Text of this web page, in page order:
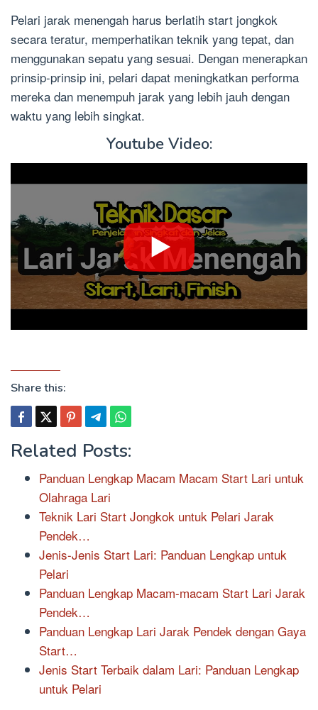
Pelari jarak menengah harus berlatih start jongkok
secara teratur, memperhatikan teknik yang tepat, dan
menggunakan sepatu yang sesuai. Dengan menerapkan
prinsip-prinsip ini, pelari dapat meningkatkan performa
mereka dan menempuh jarak yang lebih jauh dengan
waktu yang lebih singkat.
Youtube Video:
Share this:
Related Posts:
Panduan Lengkap Macam Macam Start Lari untuk
Olahraga Lari
Teknik Lari Start Jongkok untuk Pelari Jarak
Pendek…
Jenis-Jenis Start Lari: Panduan Lengkap untuk
Pelari
Panduan Lengkap Macam-macam Start Lari Jarak
Pendek…
Panduan Lengkap Lari Jarak Pendek dengan Gaya
Start…
Jenis Start Terbaik dalam Lari: Panduan Lengkap
untuk Pelari